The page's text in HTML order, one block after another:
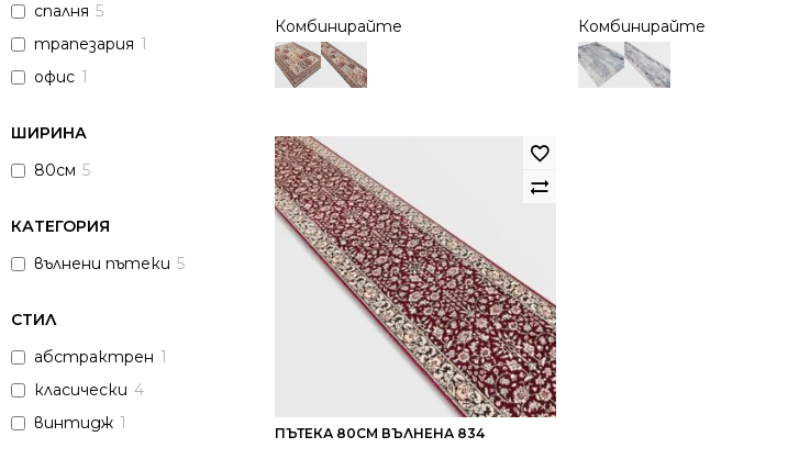
спалня 5
трапезария 1
офис 1
ШИРИНА
80см 5
КАТЕГОРИЯ
вълнени пътеки 5
СТИЛ
абстрактрен 1
класически 4
винтидж 1
Комбинирайте Комбинирайте
ПЪТЕКА 80СМ ВЪЛНЕНА 834